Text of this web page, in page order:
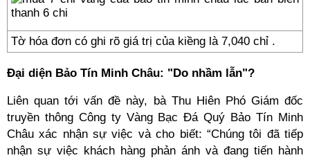
Tờ hóa đơn có ghi rõ giá trị của kiềng là 7,040 chỉ .
Đại diện Bảo Tín Minh Châu: "Do nhầm lẫn"?
Liên quan tới vấn đề này, bà Thu Hiên Phó Giám đốc
truyền thông Công ty Vàng Bạc Đá Quý Bảo Tín Minh
Châu xác nhận sự việc và cho biết: “Chúng tôi đã tiếp
nhận sự việc khách hàng phản ánh và đang tiến hành